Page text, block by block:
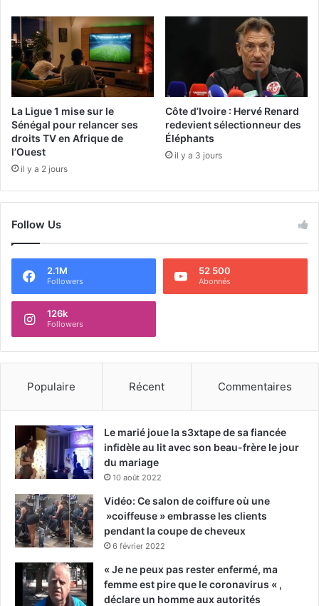
La Ligue 1 mise sur le
Sénégal pour relancer ses
droits TV en Afrique de
l’Ouest
il y a 2 jours
Côte d’Ivoire : Hervé Renard
redevient sélectionneur des
Éléphants
il y a 3 jours
Follow Us
2.1M
Followers
52 500
Abonnés
126k
Followers
Populaire Récent Commentaires
Le marié joue la s3xtape de sa fiancée
infidèle au lit avec son beau-frère le jour
du mariage
10 août 2022
Vidéo: Ce salon de coiffure où une
»coiffeuse » embrasse les clients
pendant la coupe de cheveux
6 février 2022
« Je ne peux pas rester enfermé, ma
femme est pire que le coronavirus « ,
déclare un homme aux autorités